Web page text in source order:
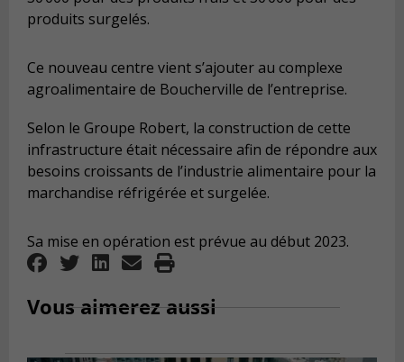
produits surgelés.
Ce nouveau centre vient s’ajouter au complexe
agroalimentaire de Boucherville de l’entreprise.
Selon le Groupe Robert, la construction de cette
infrastructure était nécessaire afin de répondre aux
besoins croissants de l’industrie alimentaire pour la
marchandise réfrigérée et surgelée.
Sa mise en opération est prévue au début 2023.
Vous aimerez aussi